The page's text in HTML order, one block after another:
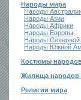
Народы мира
Народы
Народы Азии
Народы Африки
Народы Европы
Народы
Народы Южной
Костюмы
Жилища народов
Религии мира